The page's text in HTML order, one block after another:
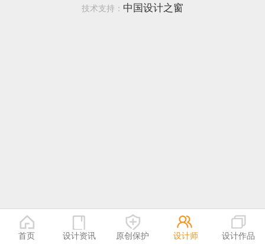
技术支持： 中国设计之窗
首页 设计资讯 原创保护 设计师 设计作品